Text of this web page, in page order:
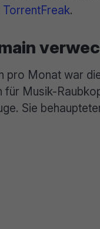
TorrentFreak.
pro Monat war
für Musik-
Sie